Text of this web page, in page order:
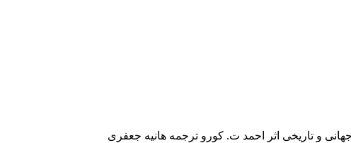
و تاریخی اثر احمد ت. کورو ترجمه هانیه جعفری